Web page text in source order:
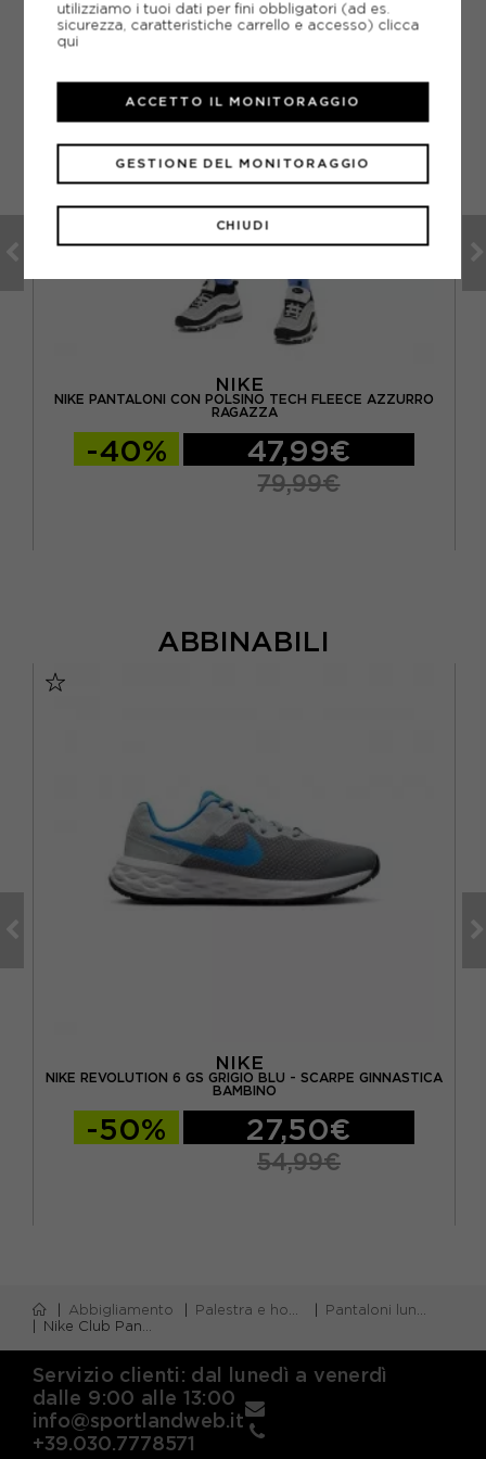
NIKE
NIKE PANTALONI CON POLSINO TECH FLEECE AZZURRO
RAGAZZA
-40% 47,99€
79,99€
ABBINABILI
NIKE
NIKE REVOLUTION 6 GS GRIGIO BLU - SCARPE GINNASTICA
BAMBINO
-50% 27,50€
54,99€
Abbigliamento Palestra e home gym
Pantaloni lunghi palestra
Nike Club Pantaloni Con Polsino Grigio Bambino
Servizio clienti: dal lunedì a venerdì
dalle 9:00 alle 13:00
info@sportlandweb.it
+39.030.7778571
utilizziamo i tuoi dati per fini obbligatori (ad es.
sicurezza, caratteristiche carrello e accesso) clicca
qui
CHIUDI
GESTIONE DEL MONITORAGGIO
ACCETTO IL MONITORAGGIO